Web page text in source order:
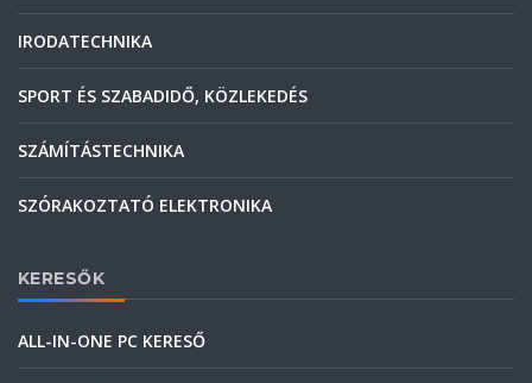
IRODATECHNIKA
SPORT ÉS SZABADIDŐ, KÖZLEKEDÉS
SZÁMÍTÁSTECHNIKA
SZÓRAKOZTATÓ ELEKTRONIKA
KERESŐK
ALL-IN-ONE PC KERESŐ